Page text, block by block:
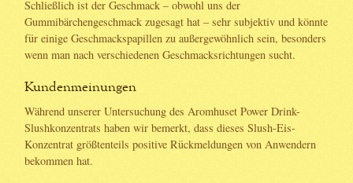
Schließlich ist der Geschmack – obwohl uns der
Gummibärchengeschmack zugesagt hat – sehr subjektiv und könnte
für einige Geschmackspapillen zu außergewöhnlich sein, besonders
wenn man nach verschiedenen Geschmacksrichtungen sucht.
Kundenmeinungen
Während unserer Untersuchung des Aromhuset Power Drink-
Slushkonzentrats haben wir bemerkt, dass dieses Slush-Eis-
Konzentrat größtenteils positive Rückmeldungen von Anwendern
bekommen hat.